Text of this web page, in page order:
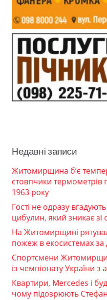
Недавні записи
Житомирщина б’є
стовпчики
1963 року
Гості не одразу
цибулин, який зникає зі
На Житомирщині
пожеж в екосистемах за
Спортсмени
із чемпіонату України з
Квартири, Mercedes і
чому підозрюють